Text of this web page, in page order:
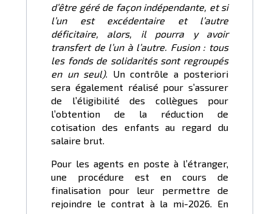
d’être géré de façon indépendante, et si
l’un est excédentaire et l’autre
déficitaire, alors, il pourra y avoir
transfert de l’un à l’autre. Fusion : tous
les fonds de solidarités sont regroupés
en un seul). Un contrôle a posteriori
sera également réalisé pour s’assurer
de l’éligibilité des collègues pour
l’obtention de la réduction de
cotisation des enfants au regard du
salaire brut.
Pour les agents en poste à l’étranger,
une procédure est en cours de
finalisation pour leur permettre de
rejoindre le contrat à la mi-2026. En